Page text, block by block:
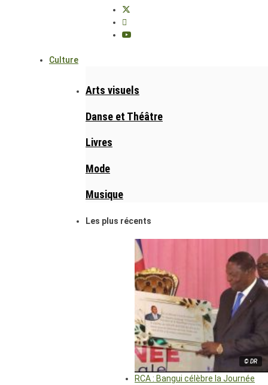
Culture
Arts visuels
Danse et Théâtre
Livres
Mode
Musique
Les plus récents
© DR
RCA : Bangui célèbre la Journée